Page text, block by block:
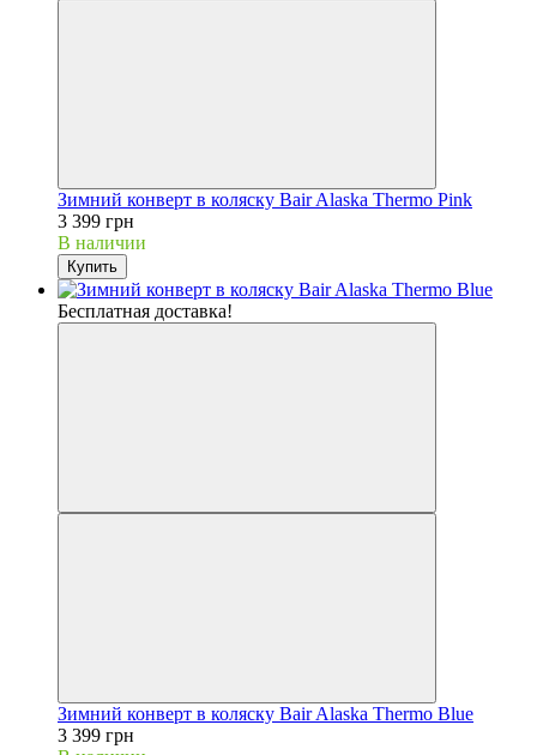
Зимний конверт в коляску Bair Alaska Thermo Pink
3 399 грн
В наличии
Купить
Бесплатная доставка!
Зимний конверт в коляску Bair Alaska Thermo Blue
3 399 грн